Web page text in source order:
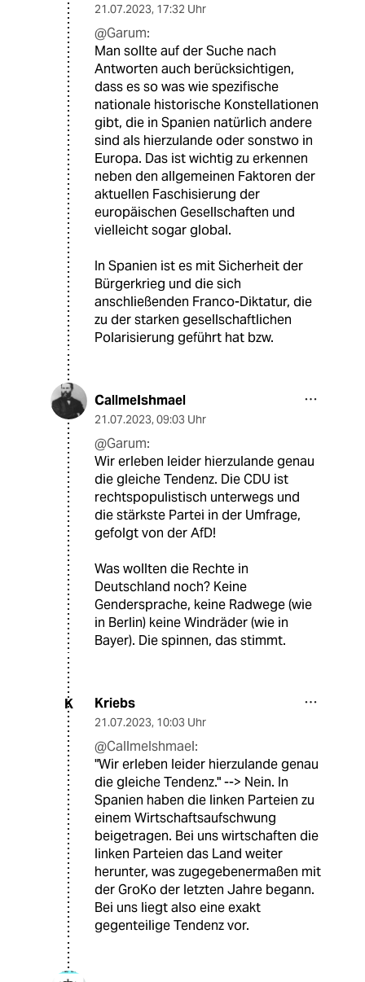
21.07.2023, 17:32 Uhr
@Garum:
Man sollte auf der Suche nach
Antworten auch berücksichtigen,
dass es so was wie spezifische
nationale historische Konstellationen
gibt, die in Spanien natürlich andere
sind als hierzulande oder sonstwo in
Europa. Das ist wichtig zu erkennen
neben den allgemeinen Faktoren der
aktuellen Faschisierung der
europäischen Gesellschaften und
vielleicht sogar global.
In Spanien ist es mit Sicherheit der
Bürgerkrieg und die sich
anschließenden Franco-Diktatur, die
zu der starken gesellschaftlichen
Polarisierung geführt hat bzw.
CallmeIshmael
21.07.2023, 09:03 Uhr
@Garum:
Wir erleben leider hierzulande genau
die gleiche Tendenz. Die CDU ist
rechtspopulistisch unterwegs und
die stärkste Partei in der Umfrage,
gefolgt von der AfD!
Was wollten die Rechte in
Deutschland noch? Keine
Gendersprache, keine Radwege (wie
in Berlin) keine Windräder (wie in
Bayer). Die spinnen, das stimmt.
K Kriebs
21.07.2023, 10:03 Uhr
@CallmeIshmael:
"Wir erleben leider hierzulande genau
die gleiche Tendenz." --> Nein. In
Spanien haben die linken Parteien zu
einem Wirtschaftsaufschwung
beigetragen. Bei uns wirtschaften die
linken Parteien das Land weiter
herunter, was zugegebenermaßen mit
der GroKo der letzten Jahre begann.
Bei uns liegt also eine exakt
gegenteilige Tendenz vor.